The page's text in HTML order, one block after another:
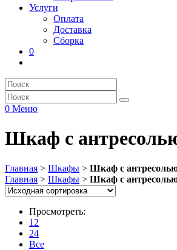
Услуги
Оплата
Доставка
Сборка
0
0 Меню
Шкаф с
Главная > Шкафы > Шкаф с
Главная > Шкафы > Шкаф с
Просмотреть:
12
24
Все